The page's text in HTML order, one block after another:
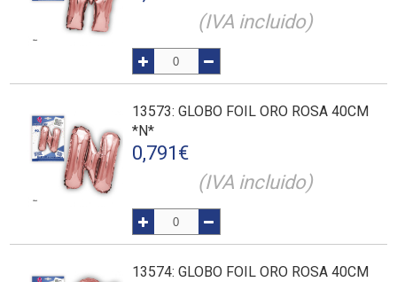
(IVA incluido)
13573: GLOBO FOIL ORO ROSA 40CM
*N*
0,791 €
(IVA incluido)
13574: GLOBO FOIL ORO ROSA 40CM